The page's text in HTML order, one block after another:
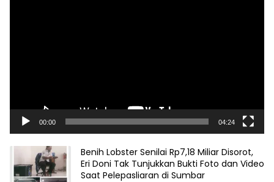
00:00 04:24
Benih Lobster Senilai Rp7,18 Miliar Disorot,
Eri Doni Tak Tunjukkan Bukti Foto dan Video
Saat Pelepasliaran di Sumbar